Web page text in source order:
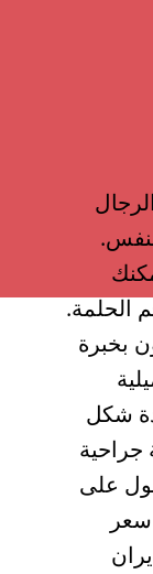
الحلمة.
بخبرة
شكل
على